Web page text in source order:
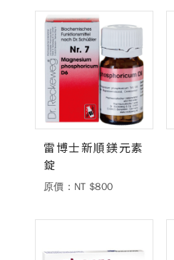
雷博士新順鎂元素
錠
原價：NT $800